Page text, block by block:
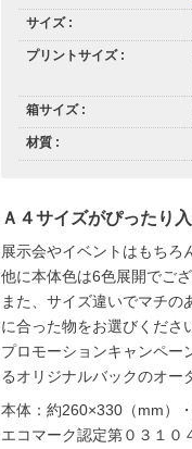
サイズ
プリントサイズ
箱サイズ
材質
Ａ４サイズがぴったり
展示会やイベントはもちろ
他に本体色は6色展開でござ
また、サイズ違いでマチの
に合った物をお選びくださ
プロモーションキャンペー
るオリジナルバックのオー
本体：約260×330（mm）
エコマーク認定第０３１０